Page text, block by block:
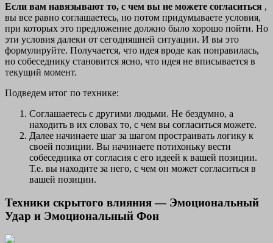
Если вам навязывают то, с чем вы не можете согласиться ,
вы все равно соглашаетесь, но потом придумываете условия,
при которых это предложение должно было хорошо пойти. Но
эти условия далеки от сегодняшней ситуации. И вы это
формулируйте. Получается, что идея вроде как понравилась,
но собеседнику становится ясно, что идея не вписывается в
текущий момент.
Подведем итог по технике:
Соглашаетесь с другими людьми. Не бездумно, а
находить в их словах то, с чем вы согласиться можете.
Далее начинаете шаг за шагом простраивать логику к
своей позиции. Вы начинаете потихоньку вести
собеседника от согласия с его идеей к вашей позиции.
Т.е. вы находите за него, с чем он может согласиться в
вашей позиции.
Техники скрытого влияния — Эмоциональный
Удар и Эмоциональный Фон